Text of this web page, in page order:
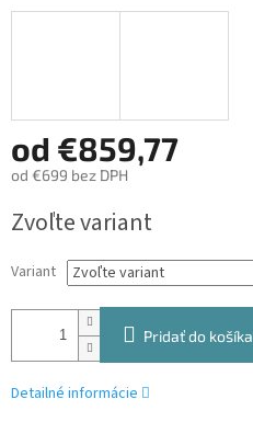
od €859,77
od €699 bez DPH
cena:
Zvoľte variant
Variant
Pridať do košíka
Detailné informácie